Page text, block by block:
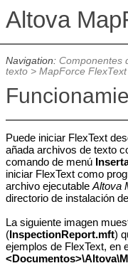
Navigation: Componentes
texto> MapForce FlexText
Puede iniciar FlexText
añada archivos de texto
comando de menú
iniciar FlexText como
archivo ejecutable Altova
directorio de instalación
La siguiente imagen
(InspectionReport.mft)
ejemplos de FlexText, en